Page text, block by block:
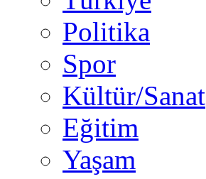
Politika
Spor
Kültür/Sanat
Eğitim
Yaşam